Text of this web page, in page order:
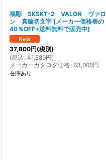
福彫 SKSKT-2 VALON ヴァロ
ン 真鍮切文字 [メーカー価格表の
40％OFF+送料無料で販売中]
37,800円(税別)
(税込 : 41,580円)
メーカーカタログ価格: 63,000円
在庫あり